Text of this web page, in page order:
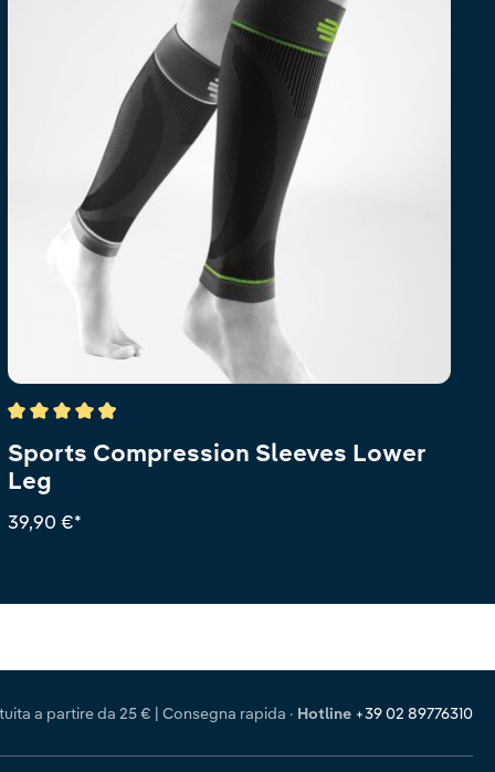
Valutazione media di 4.9 su 5 stelle
Sports Compression Sleeves Lower
Leg
39,90 €*
a partire da 25 € | Consegna rapida · Hotline +39 02 89776310